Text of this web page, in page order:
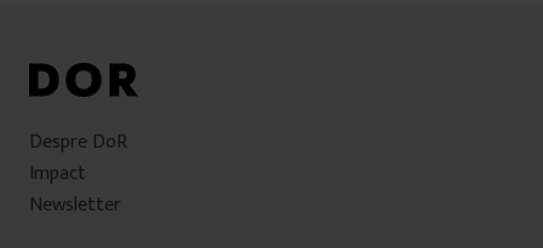
Despre DoR
Impact
Newsletter